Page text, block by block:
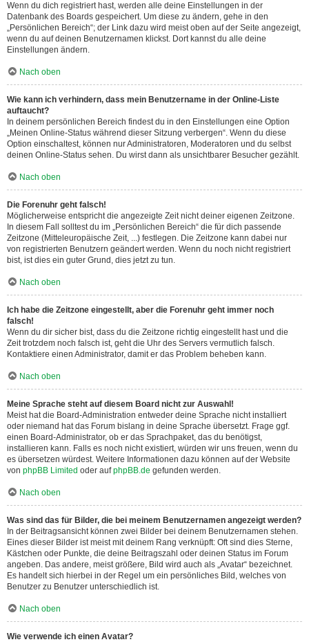
Wenn du dich registriert hast, werden alle deine Einstellungen in der
Datenbank des Boards gespeichert. Um diese zu ändern, gehe in den
„Persönlichen Bereich“; der Link dazu wird meist oben auf der Seite angezeigt,
wenn du auf deinen Benutzernamen klickst. Dort kannst du alle deine
Einstellungen ändern.
Nach oben
Wie kann ich verhindern, dass mein Benutzername in der Online-Liste
auftaucht?
In deinem persönlichen Bereich findest du in den Einstellungen eine Option
„Meinen Online-Status während dieser Sitzung verbergen“. Wenn du diese
Option einschaltest, können nur Administratoren, Moderatoren und du selbst
deinen Online-Status sehen. Du wirst dann als unsichtbarer Besucher gezählt.
Nach oben
Die Forenuhr geht falsch!
Möglicherweise entspricht die angezeigte Zeit nicht deiner eigenen Zeitzone.
In diesem Fall solltest du im „Persönlichen Bereich“ die für dich passende
Zeitzone (Mitteleuropäische Zeit, ...) festlegen. Die Zeitzone kann dabei nur
von registrierten Benutzern geändert werden. Wenn du noch nicht registriert
bist, ist dies ein guter Grund, dies jetzt zu tun.
Nach oben
Ich habe die Zeitzone eingestellt, aber die Forenuhr geht immer noch
falsch!
Wenn du dir sicher bist, dass du die Zeitzone richtig eingestellt hast und die
Zeit trotzdem noch falsch ist, geht die Uhr des Servers vermutlich falsch.
Kontaktiere einen Administrator, damit er das Problem beheben kann.
Nach oben
Meine Sprache steht auf diesem Board nicht zur Auswahl!
Meist hat die Board-Administration entweder deine Sprache nicht installiert
oder niemand hat das Forum bislang in deine Sprache übersetzt. Frage ggf.
einen Board-Administrator, ob er das Sprachpaket, das du benötigst,
installieren kann. Falls es noch nicht existiert, würden wir uns freuen, wenn du
es übersetzen würdest. Weitere Informationen dazu können auf der Website
von phpBB Limited oder aufphpBB.de gefunden werden.
Nach oben
Was sind das für Bilder, die bei meinem Benutzernamen angezeigt werden?
In der Beitragsansicht können zwei Bilder bei deinem Benutzernamen stehen.
Eines dieser Bilder ist meist mit deinem Rang verknüpft: Oft sind dies Sterne,
Kästchen oder Punkte, die deine Beitragszahl oder deinen Status im Forum
angeben. Das andere, meist größere, Bild wird auch als „Avatar“ bezeichnet.
Es handelt sich hierbei in der Regel um ein persönliches Bild, welches von
Benutzer zu Benutzer unterschiedlich ist.
Nach oben
Wie verwende ich einen Avatar?